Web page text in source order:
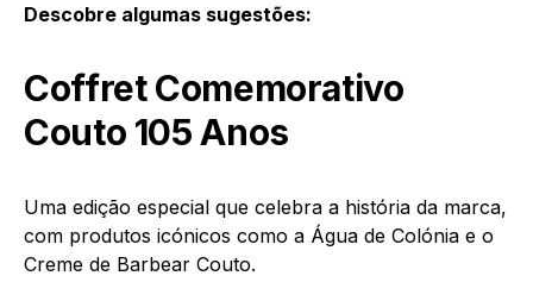
Descobre algumas sugestões:
Coffret Comemorativo
Couto 105 Anos
Uma edição especial que celebra a história da marca,
com produtos icónicos como a Água de Colónia e o
Creme de Barbear Couto.